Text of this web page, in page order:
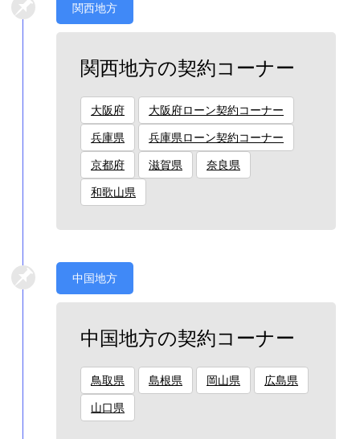
関西地方
関西地方の契約コーナー
大阪府 大阪府ローン契約コーナー
兵庫県 兵庫県ローン契約コーナー
京都府 滋賀県 奈良県
和歌山県
中国地方
中国地方の契約コーナー
鳥取県 島根県 岡山県 広島県
山口県